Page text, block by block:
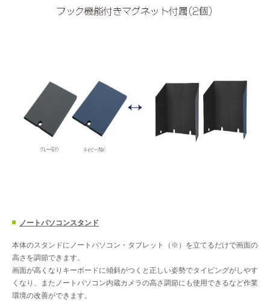
ノートパソコンスタンド
本体のスタンドにノートパソコン・タブレット（※）を立てるだけで画面の
高さを調節できます。
画面が高くなりキーボードに傾斜がつくと正しい姿勢でタイピングがしやす
くなり、またノートパソコン内蔵カメラの高さ調節にも使用できるなど作業
環境の改善ができます。